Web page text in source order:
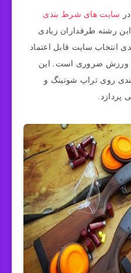
سایت های شرط بندی
رشته طرفداران زیادی
انتخاب سایت قابل اعتماد
ورزش ضروری است. این
روی تراپ شوتینگ و